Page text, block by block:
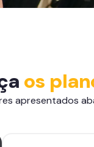
os
apresentados